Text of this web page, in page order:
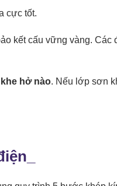
cực tốt.
kết cấu vững vàng.
hở nào. Nếu lớp sơn